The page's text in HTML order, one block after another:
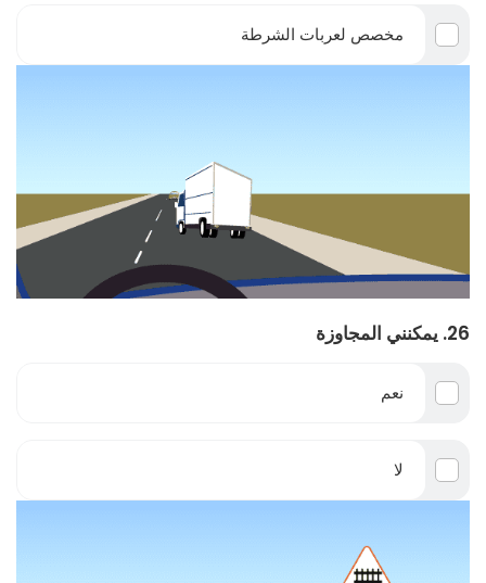
مخصص لعربات الشرطة
26. يمكنني المجاوزة
نعم
لا